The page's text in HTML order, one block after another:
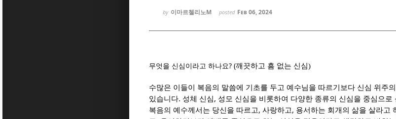
by 이마르첼리노M posted Feb 06, 2024
무엇을 신심이라고 하나요? (깨끗하고 흠 없는 신심)
수많은 이들이 복음의 말씀에 기초를 두고 예수님을 따르기보다 신심 위주
있습니다. 성체 신심, 성모 신심을 비롯하여 다양한 종류의 신심을 중심으
복음의 예수께서는 당신을 따르고, 사랑하고, 용서하는 회개의 삶을 살라고